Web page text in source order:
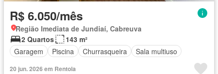
R$ 6.050/mês
Região Imediata de Jundiaí, Cabreuva
2 Quartos
143 m²
Garagem
Piscina Churrasqueira Sala multiuso
20 jun. 2026 em Rentola